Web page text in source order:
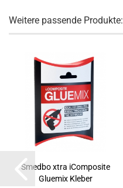
Weitere passende Produkte:
Smed­bo xtra iCom­po­si­te
Glu­emix Kle­ber